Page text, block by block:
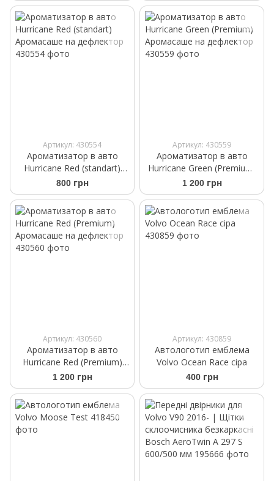
Артикул: 430554
Ароматизатор в авто
Hurricane Red (standart)
Аромасаше на дефлектор
800 грн
Артикул: 430559
Ароматизатор в авто
Hurricane Green (Premium)
Аромасаше на дефлектор
1 200 грн
Артикул: 430560
Ароматизатор в авто
Hurricane Red (Premium)
Аромасаше на дефлектор
1 200 грн
Артикул: 430859
Автологотип емблема
Volvo Ocean Race сіра
400 грн